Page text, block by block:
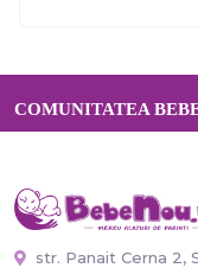
COMUNITATEA
str. Panait Cerna 2,